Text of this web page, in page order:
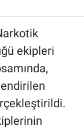
ekipleri